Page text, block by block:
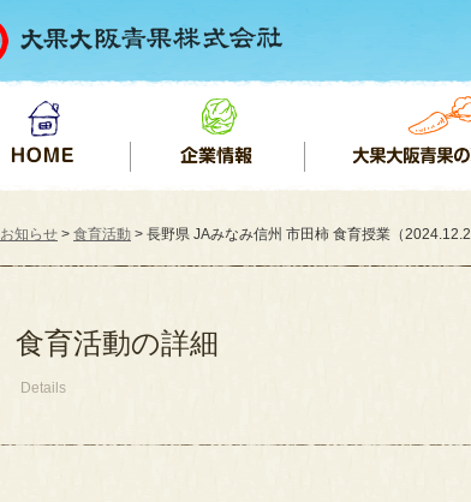
お知らせ > 食育活動 > 長野県 JAみなみ信州 市田柿 食育授業（
食育活動の詳細
Details